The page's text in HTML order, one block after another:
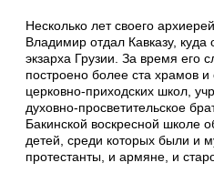
Несколько лет своего
Владимир отдал Кавказу, куда
экзарха Грузии. За время его
построено более ста храмов
церковно-приходских школ,
духовно-просветительское
Бакинской воскресной школе
детей, среди которых были и
протестанты, и армяне, и